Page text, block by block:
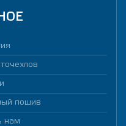
пошив
нам